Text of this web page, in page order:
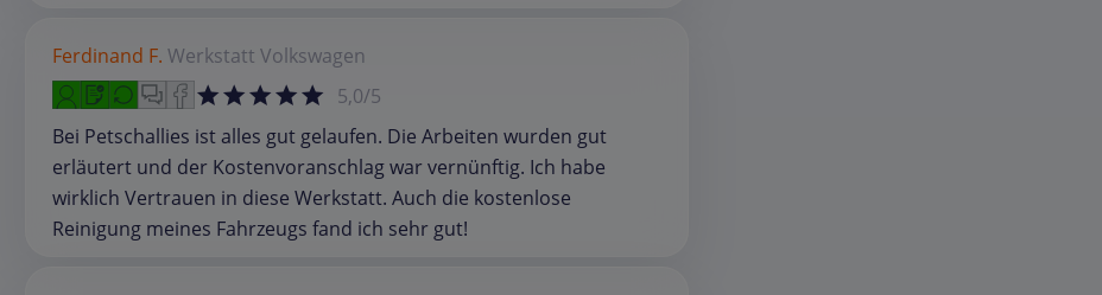
Ferdinand F. Werkstatt Volkswagen
5,0/5
Bei Petschallies ist alles gut gelaufen. Die Arbeiten wurden gut
erläutert und der Kostenvoranschlag war vernünftig. Ich habe
wirklich Vertrauen in diese Werkstatt. Auch die kostenlose
Reinigung meines Fahrzeugs fand ich sehr gut!